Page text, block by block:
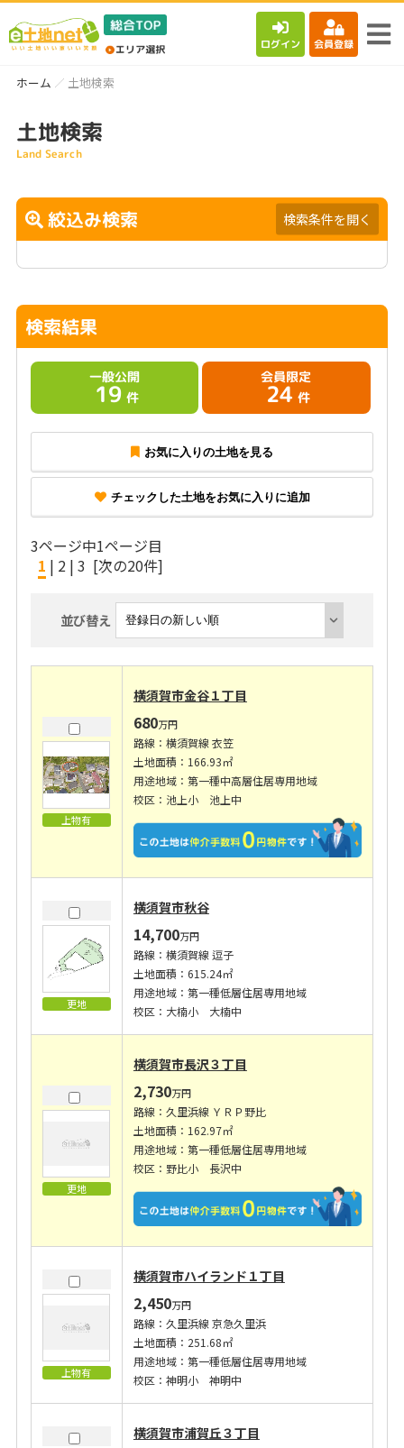
ログイン 会員登録
ホーム 土地検索
土地検索
Land Search
絞込み検索 検索条件を開く
検索結果
一般公開
19 件
会員限定
24 件
お気に入りの土地を見る
チェックした土地をお気に入りに追加
3ページ中1ページ目
1 | 2| 3 [次の20件]
並び替え
上物有
横須賀市金谷１丁目
680万円
路線：横須賀線 衣笠
土地面積：166.93㎡
用途地域：第一種中高層住居専用地域
校区：池上小 池上中
更地
横須賀市秋谷
14,700万円
路線：横須賀線 逗子
土地面積：615.24㎡
用途地域：第一種低層住居専用地域
校区：大楠小 大楠中
更地
横須賀市長沢３丁目
2,730万円
路線：久里浜線 ＹＲＰ野比
土地面積：162.97㎡
用途地域：第一種低層住居専用地域
校区：野比小 長沢中
上物有
横須賀市ハイランド１丁目
2,450万円
路線：久里浜線 京急久里浜
土地面積：251.68㎡
用途地域：第一種低層住居専用地域
校区：神明小 神明中
横須賀市浦賀丘３丁目